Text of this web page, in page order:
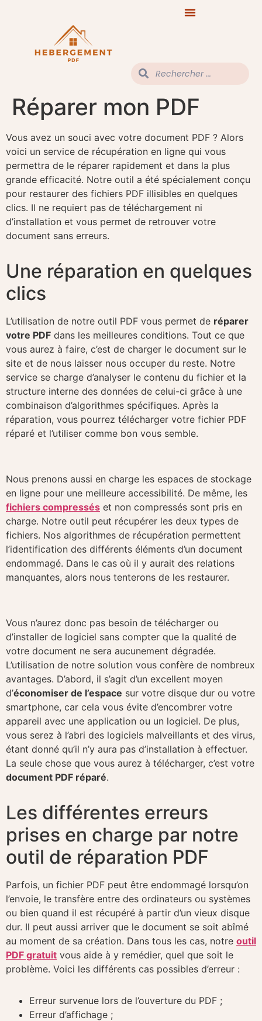
Réparer mon PDF
Vous avez un souci avec votre document PDF ? Alors
voici un service de récupération en ligne qui vous
permettra de le réparer rapidement et dans la plus
grande efficacité. Notre outil a été spécialement conçu
pour restaurer des fichiers PDF illisibles en quelques
clics. Il ne requiert pas de téléchargement ni
d’installation et vous permet de retrouver votre
document sans erreurs.
Une réparation en quelques
clics
L’utilisation de notre outil PDF vous permet de réparer
votre PDF dans les meilleures conditions. Tout ce que
vous aurez à faire, c’est de charger le document sur le
site et de nous laisser nous occuper du reste. Notre
service se charge d’analyser le contenu du fichier et la
structure interne des données de celui-ci grâce à une
combinaison d’algorithmes spécifiques. Après la
réparation, vous pourrez télécharger votre fichier PDF
réparé et l’utiliser comme bon vous semble.
Nous prenons aussi en charge les espaces de stockage
en ligne pour une meilleure accessibilité. De même, les
fichiers compressés et non compressés sont pris en
charge. Notre outil peut récupérer les deux types de
fichiers. Nos algorithmes de récupération permettent
l’identification des différents éléments d’un document
endommagé. Dans le cas où il y aurait des relations
manquantes, alors nous tenterons de les restaurer.
Vous n’aurez donc pas besoin de télécharger ou
d’installer de logiciel sans compter que la qualité de
votre document ne sera aucunement dégradée.
L’utilisation de notre solution vous confère de nombreux
avantages. D’abord, il s’agit d’un excellent moyen
d’économiser de l’espace sur votre disque dur ou votre
smartphone, car cela vous évite d’encombrer votre
appareil avec une application ou un logiciel. De plus,
vous serez à l’abri des logiciels malveillants et des virus,
étant donné qu’il n’y aura pas d’installation à effectuer.
La seule chose que vous aurez à télécharger, c’est votre
document PDF réparé.
Les différentes erreurs
prises en charge par notre
outil de réparation PDF
Parfois, un fichier PDF peut être endommagé lorsqu’on
l’envoie, le transfère entre des ordinateurs ou systèmes
ou bien quand il est récupéré à partir d’un vieux disque
dur. Il peut aussi arriver que le document se soit abîmé
au moment de sa création. Dans tous les cas, notre outil
PDF gratuit vous aide à y remédier, quel que soit le
problème. Voici les différents cas possibles d’erreur :
Erreur survenue lors de l’ouverture du PDF ;
Erreur d’affichage ;